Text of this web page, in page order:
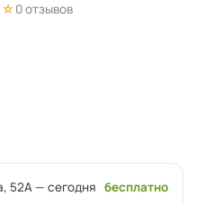
0 отзывов
52А — сегодня бесплатно